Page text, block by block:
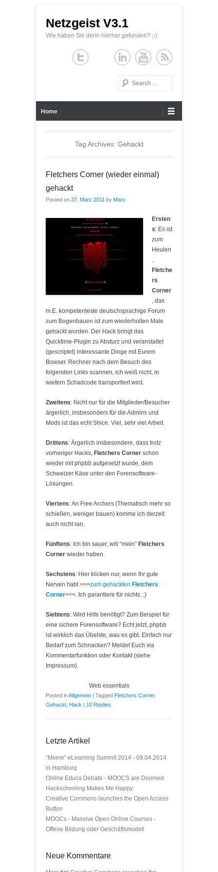
Netzgeist V3.1
Wie haben Sie denn hierher gefunden? ;-)
Search
Home
Tag Archives: Gehackt
Fletchers Corner (wieder einmal)
gehackt
Posted on 27. März 2011 by Marc
Ersten
s: Es ist
zum
Heulen
.
Fletche
rs
Corner
, das
m.E. kompetenteste deutschsprachige Forum
zum Bogenbauen ist zum wiederholten Male
gehackt worden. Der Hack bringt das
Quicktime-Plugin zu Absturz und veranstaltet
(gescriptet) interessante Dinge mit Eurem
Bowser. Rechner nach dem Besuch des
folgenden Links scannen, ich weiß nicht, in
wiefern Schadcode transportiert wird.
Zweitens: Nicht nur für die Mitglieder/Besucher
ärgerlich, insbesonders für die Admins und
Mods ist das echt Shice. Viel, sehr viel Arbeit.
Drittens: Ärgerlich insbesondere, dass trotz
vorheriger Hacks, Fletchers Corner schon
wieder mit phpbb aufgesetzt wurde, dem
Schweizer Käse unter den Forensoftware-
Lösungen.
Viertens: An Free Archers (Thematisch mehr so
schießen, weniger bauen) komme ich derzeit
auch nicht ran.
Fünftens: Ich bin sauer, will “mein” Fletchers
Corner wieder haben.
Sechstens: Hier klicken nur, wenn Ihr gute
Nerven habt >>>zum gehackten Fletchers
Corner<<<. Ich garantiere für nichts. ;)
Siebtens: Wird Hilfe benötigt? Zum Beispiel für
eine sichere Forensoftware? Echt jetzt, phpbb
ist wirklich das Übelste, was es gibt. Einfach nur
Bedarf zum Schnacken? Meldet Euch via
Kommentarfunktion oder Kontakt (siehe
Impressum).
Web essentials
Posted inAllgemein | Tagged Fletchers Corner,
Gehackt Hack | 10 Replies
Letzte Artikel
“Meine” eLearning Summit 2014 - 09.04.2014
in Hamburg
Online Educa Debate - MOOCS are Doomed
Hackschooling Makes Me Happy
Creative Commons launches the Open Access
Button
MOOCs - Massive Open Online Courses -
Offene Bildung oder Geschäftsmodell
Neue Kommentare